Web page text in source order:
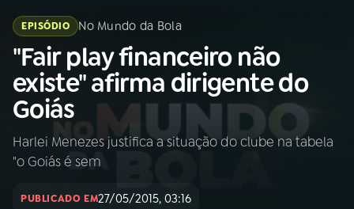
Buscar
na
Rádio
Nacional
Buscar
AO VIVO
INÍCIO
EPISÓDIO No Mundo da Bola
"Fair play financeiro não
existe" afirma dirigente do
Goiás
Harlei Menezes justifica a situação do clube na tabela
"o Goiás é sem
PUBLICADO EM27/05/2015, 03:16